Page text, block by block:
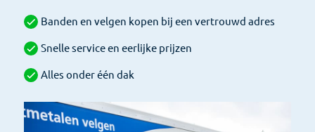
Banden en velgen kopen bij een vertrouwd adres
Snelle service en eerlijke prijzen
Alles onder één dak